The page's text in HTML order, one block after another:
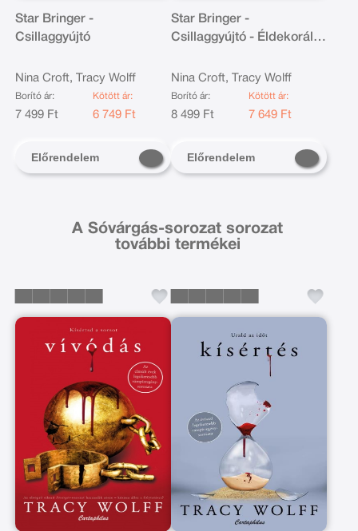
Star Bringer -
Csillaggyújtó
Nina Croft, Tracy Wolff
Borító ár:
7 499 Ft
Kötött ár:
6 749 Ft
Előrendelem
Star Bringer -
Csillaggyújtó - Éldekorált
Nina Croft, Tracy Wolff
Borító ár:
8 499 Ft
Kötött ár:
7 649 Ft
Előrendelem
A Sóvárgás-sorozat sorozat
további termékei